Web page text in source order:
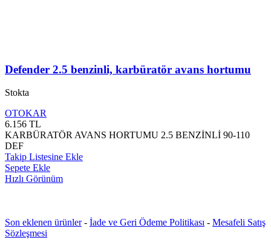
Defender 2.5 benzinli, karbüratör avans hortumu
Stokta
OTOKAR
6.156 TL
KARBÜRATÖR AVANS HORTUMU 2.5 BENZİNLİ 90-110
DEF
Takip Listesine Ekle
Sepete Ekle
Hızlı Görünüm
Son eklenen ürünler- İade ve Geri Ödeme Politikası - Mesafeli Satış
Sözleşmesi